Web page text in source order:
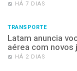
HÁ 7 DIAS
TRANSPORTE
Latam anuncia
aérea com novos
HÁ 2 DIAS